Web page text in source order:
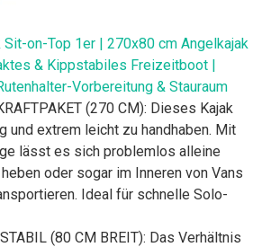
Sit-on-Top 1er | 270x80 cm Angelkajak
& Kippstabiles Freizeitboot |
Vorbereitung & Stauraum
(270 CM): Dieses Kajak
und extrem leicht zu handhaben. Mit
lässt es sich problemlos alleine
oder sogar im Inneren von Vans
Ideal für schnelle Solo-
(80 CM BREIT): Das Verhältnis